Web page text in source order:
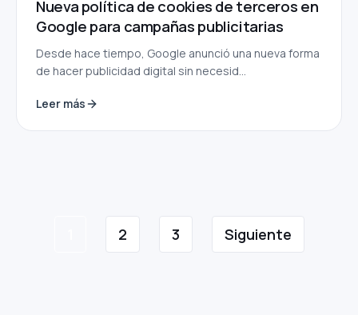
Nueva política de cookies de terceros en
Google para campañas publicitarias
Desde hace tiempo, Google anunció una nueva forma
de hacer publicidad digital sin necesid...
Leer más
entradas
2 3 Siguiente